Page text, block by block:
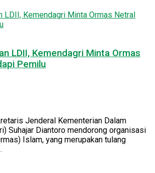
LDII, Kemendagri Minta Ormas
Pemilu
Jenderal Kementerian Dalam
Suhajar Diantoro mendorong organisasi
Islam, yang merupakan tulang